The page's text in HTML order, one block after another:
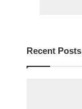
Recent Posts